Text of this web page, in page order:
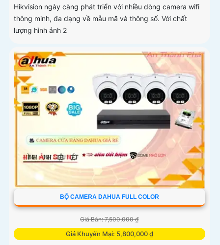
Hikvision ngày càng phát triển với nhiều dòng camera wifi
thông minh, đa dạng về mẫu mã và thông số. Với chất
lượng hình ảnh 2
BỘ CAMERA DAHUA FULL COLOR
Giá Bán: 7,500,000 ₫
Giá Khuyến Mại: 5,800,000 ₫